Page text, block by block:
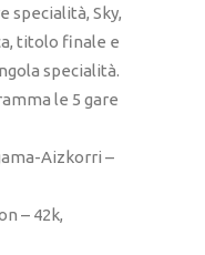
specialità, Sky,
titolo finale e
specialità.
le 5 gare
Aizkorri –
– 42k,